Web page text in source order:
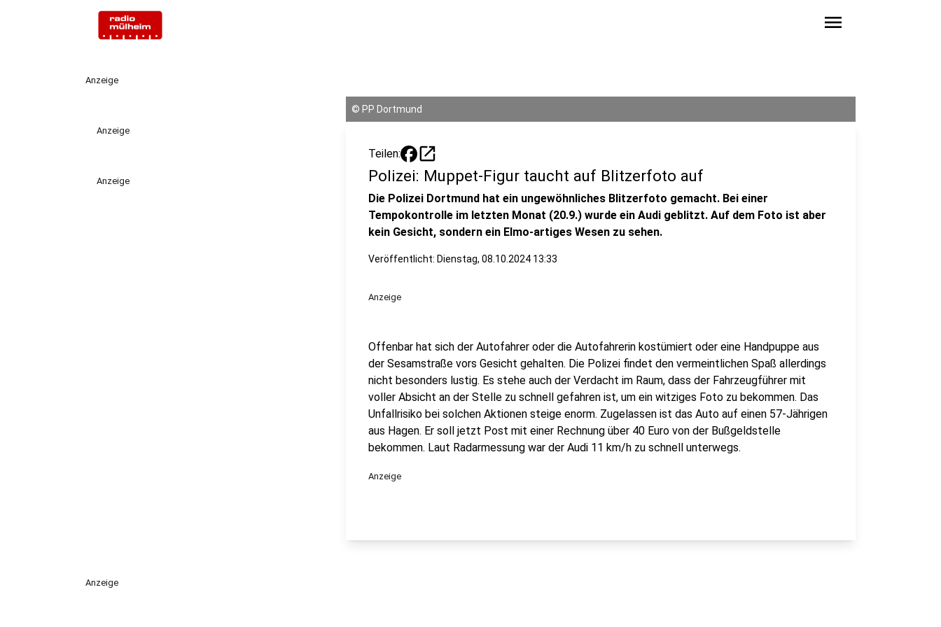
menu
Anzeige
Anzeige
Anzeige
© PP Dortmund
Teilen: open_in_new
Polizei: Muppet-Figur taucht auf Blitzerfoto auf
Die Polizei Dortmund hat ein ungewöhnliches Blitzerfoto gemacht. Bei einer
Tempokontrolle im letzten Monat (20.9.) wurde ein Audi geblitzt. Auf dem Foto ist aber
kein Gesicht, sondern ein Elmo-artiges Wesen zu sehen.
Veröffentlicht: Dienstag, 08.10.2024 13:33
Anzeige
Offenbar hat sich der Autofahrer oder die Autofahrerin kostümiert oder eine Handpuppe aus
der Sesamstraße vors Gesicht gehalten. Die Polizei findet den vermeintlichen Spaß allerdings
nicht besonders lustig. Es stehe auch der Verdacht im Raum, dass der Fahrzeugführer mit
voller Absicht an der Stelle zu schnell gefahren ist, um ein witziges Foto zu bekommen. Das
Unfallrisiko bei solchen Aktionen steige enorm. Zugelassen ist das Auto auf einen 57-Jährigen
aus Hagen. Er soll jetzt Post mit einer Rechnung über 40 Euro von der Bußgeldstelle
bekommen. Laut Radarmessung war der Audi 11 km/h zu schnell unterwegs.
Anzeige
Anzeige